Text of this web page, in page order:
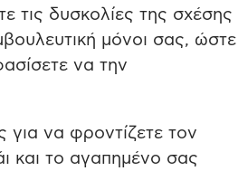
τις δυσκολίες της σχέσης
μόνοι σας, ώστε
να την
για να φροντίζετε τον
και το αγαπημένο σας